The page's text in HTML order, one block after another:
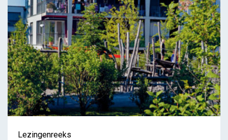
Lezingenreeks